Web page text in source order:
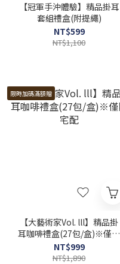
【冠軍手沖體驗】精品掛耳
套組禮盒(附提繩)
NT$599
NT$1,100
限時加碼滿額贈
【大藝術家Vol. lll】精品掛
耳咖啡禮盒(27包/盒)※僅限
宅配
NT$999
NT$1,890